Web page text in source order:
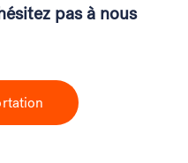
pas à nous